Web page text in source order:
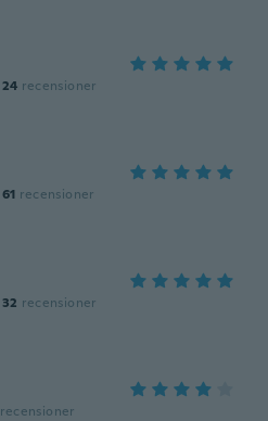
24 recensioner
61 recensioner
32 recensioner
recensioner